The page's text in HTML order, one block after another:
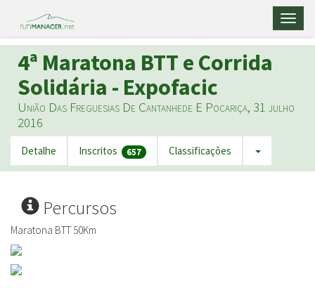
4ª Maratona BTT e Corrida
Solidária - Expofacic
União Das Freguesias De Cantanhede E Pocariça, 31 julho
2016
Detalhe Inscritos 657 Classificações
Percursos
Maratona BTT 50Km